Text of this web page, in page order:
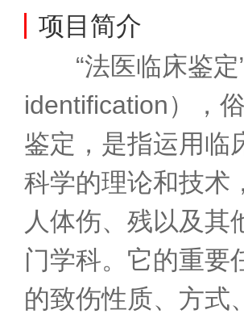
项目简介
“法医临床鉴定
identification），
鉴定，是指运用临
科学的理论和技术
人体伤、残以及其
门学科。它的重要
的致伤性质、方式